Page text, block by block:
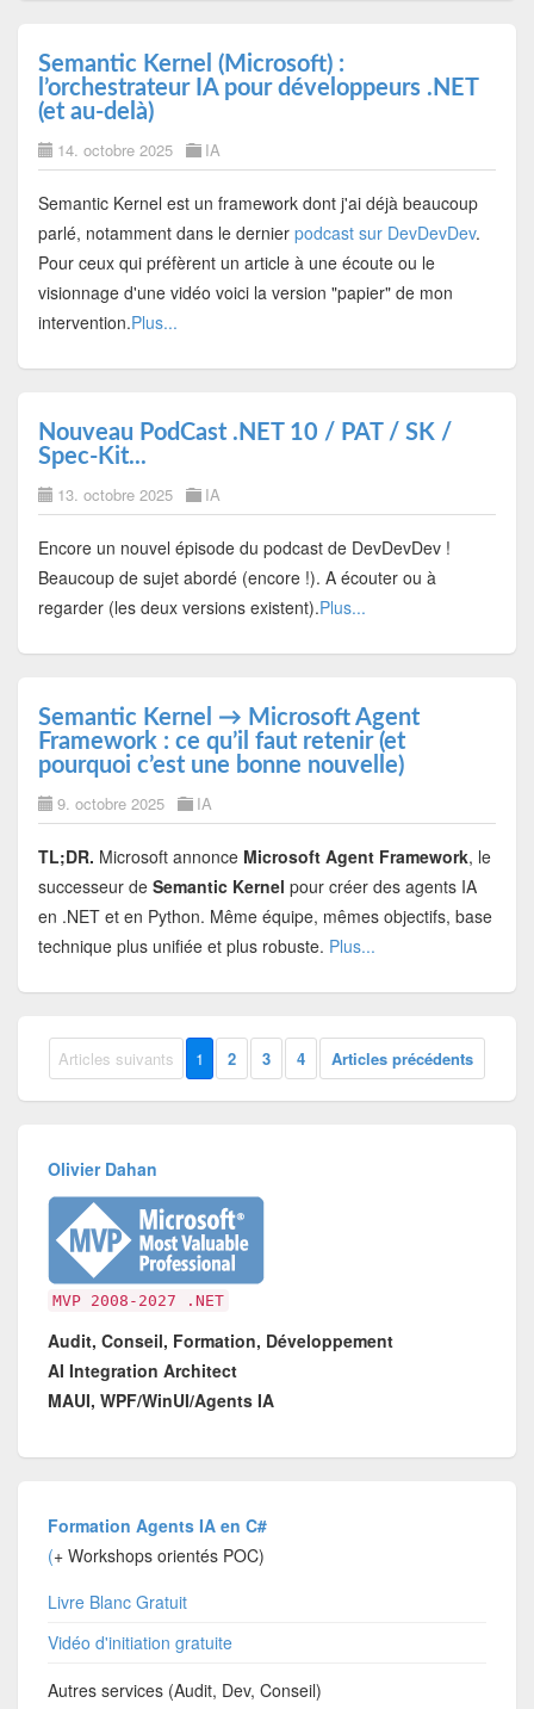
Semantic Kernel (Microsoft) :
l’orchestrateur IA pour développeurs .NET
(et au-delà)
14. octobre 2025 IA
Semantic Kernel est un framework dont j'ai déjà beaucoup
parlé, notamment dans le dernier podcast sur DevDevDev.
Pour ceux qui préfèrent un article à une écoute ou le
visionnage d'une vidéo voici la version "papier" de mon
intervention.Plus...
Nouveau PodCast .NET 10 / PAT / SK /
Spec-Kit...
13. octobre 2025 IA
Encore un nouvel épisode du podcast de DevDevDev !
Beaucoup de sujet abordé (encore !). A écouter ou à
regarder (les deux versions existent).Plus...
Semantic Kernel → Microsoft Agent
Framework : ce qu’il faut retenir (et
pourquoi c’est une bonne nouvelle)
9. octobre 2025 IA
TL;DR. Microsoft annonce Microsoft Agent Framework, le
successeur de Semantic Kernel pour créer des agents IA
en .NET et en Python. Même équipe, mêmes objectifs, base
technique plus unifiée et plus robuste. Plus...
Articles suivants 1 2 3 4 Articles précédents
Olivier Dahan
MVP 2008-2027 .NET
Audit, Conseil, Formation, Développement
AI Integration Architect
MAUI, WPF/WinUI/Agents IA
Formation Agents IA en C#
(+ Workshops orientés POC)
Livre Blanc Gratuit
Vidéo d'initiation gratuite
Autres services (Audit, Dev, Conseil)